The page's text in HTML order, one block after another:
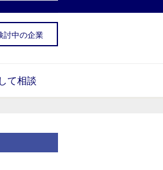
討中の企業
て相談